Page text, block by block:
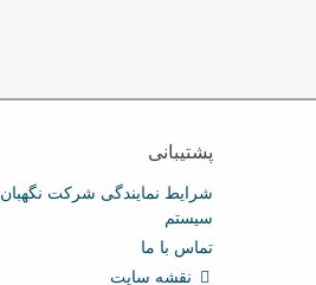
پشتیبانی
شرایط نمایندگی شرکت نگهبان
سیستم
تماس با ما
نقشه سایت